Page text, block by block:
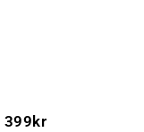
399kr